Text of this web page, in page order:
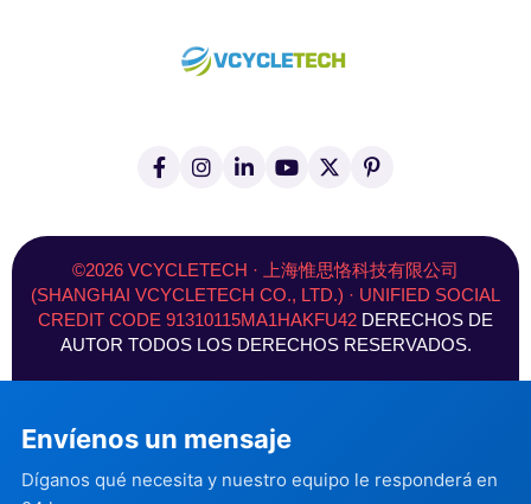
f
a
b
o
o
k
-
f
I
n
a
g
r
a
m
i
e
d
I
n
Y
o
u
b
e
X
(
i
t
t
e
r
)
P
i
e
r
e
s
t
©2026 VCYCLETECH · 上海惟思恪科技有限公司
(SHANGHAI VCYCLETECH CO., LTD.) · UNIFIED SOCIAL
CREDIT CODE 91310115MA1HAKFU42 DERECHOS DE
AUTOR TODOS LOS DERECHOS RESERVADOS.
Envíenos un mensaje
Díganos qué necesita y nuestro equipo le responderá en